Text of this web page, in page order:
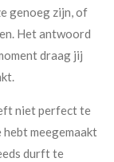
genoeg zijn, of
Het antwoord
draag jij
niet perfect te
meegemaakt
durft te